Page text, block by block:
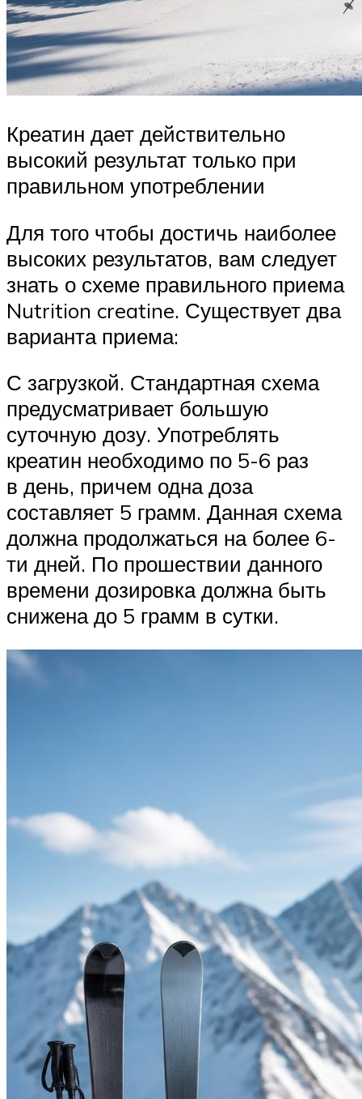
Креатин дает действительно
высокий результат только при
правильном употреблении
Для того чтобы достичь наиболее
высоких результатов, вам следует
знать о схеме правильного приема
Nutrition creatine. Существует два
варианта приема:
С загрузкой. Стандартная схема
предусматривает большую
суточную дозу. Употреблять
креатин необходимо по 5-6 раз
в день, причем одна доза
составляет 5 грамм. Данная схема
должна продолжаться на более 6-
ти дней. По прошествии данного
времени дозировка должна быть
снижена до 5 грамм в сутки.